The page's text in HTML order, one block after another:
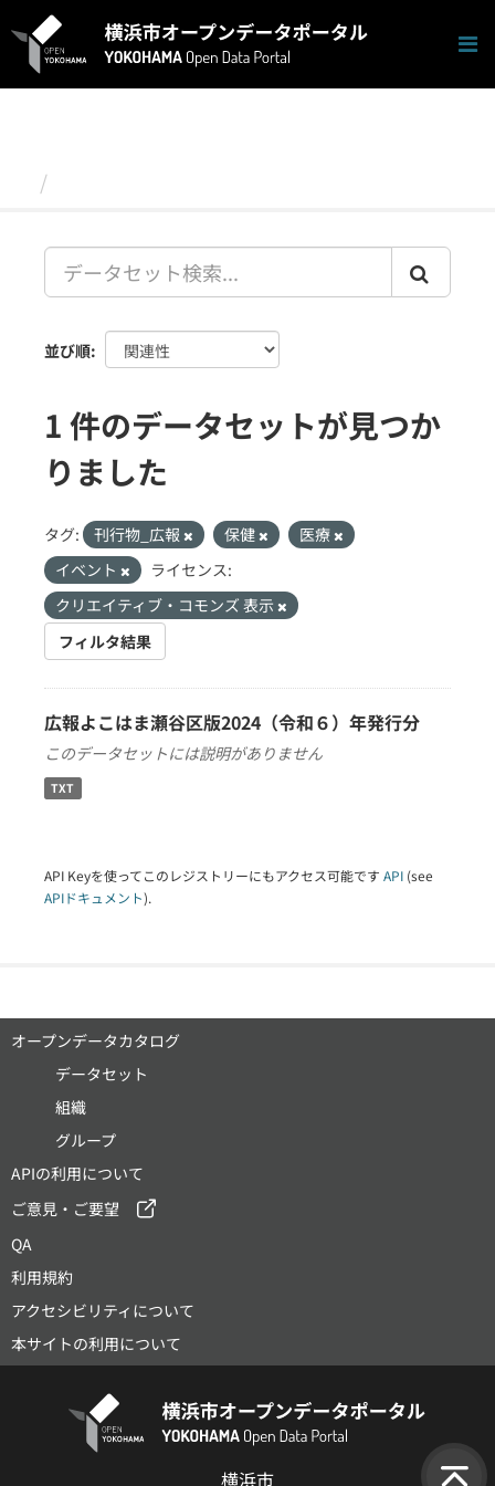
キ
並び順
1 件のデータセットが見つか
りました
タグ: 刊行物_広報 保健
医療
イベント
ライセンス:
クリエイティブ・コモンズ 表示
フィルタ結果
広報よこはま瀬谷区版2024（令和６）年発行分
このデータセットには説明がありません
TXT
API Keyを使ってこのレジストリーにもアクセス可能です API (see
APIドキュメント).
オープンデータカタログ
データセット
組織
グループ
APIの利用について
ご意見・ご要望
QA
利用規約
アクセシビリティについて
本サイトの利用について
横浜市